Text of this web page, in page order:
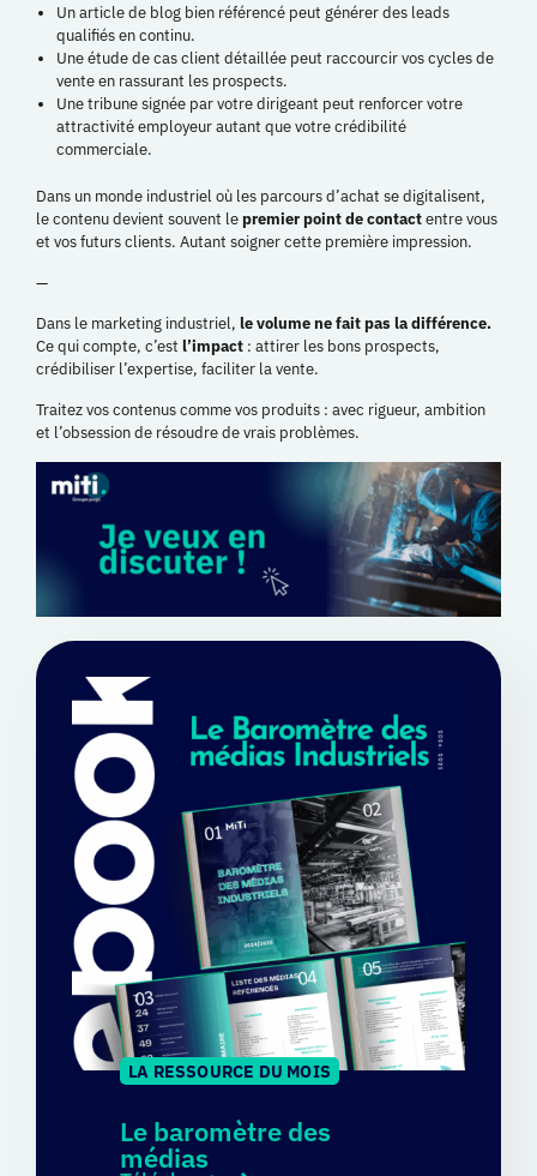
Un article de blog bien référencé peut générer des leads
qualifiés en continu.
Une étude de cas client détaillée peut raccourcir vos cycles de
vente en rassurant les prospects.
Une tribune signée par votre dirigeant peut renforcer votre
attractivité employeur autant que votre crédibilité
commerciale.
Dans un monde industriel où les parcours d’achat se digitalisent,
le contenu devient souvent lepremier point de contactentre vous
et vos futurs clients. Autant soigner cette première impression.
—
Dans le marketing industriel, le volume ne fait pas la différence.
Ce qui compte, c’est l’impact : attirer les bons prospects,
crédibiliser l’expertise, faciliter la vente.
Traitez vos contenus comme vos produits : avec rigueur, ambition
et l’obsession de résoudre de vrais problèmes.
LA RESSOURCE DU MOIS
Le baromètre des
médias